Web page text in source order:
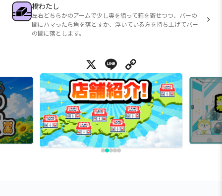
橋わたし
左右どちらかのアームで少し奥を狙って箱を寄せつつ、バーの
間にハマったら角を落とすか、浮いている方を持ち上げてバー
の間に落とします。
X Line